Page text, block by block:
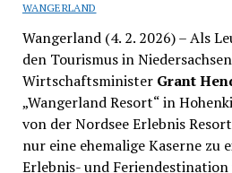
WANGERLAND
Wangerland (4. 2. 2026) – Als
den Tourismus in
Wirtschaftsminister Grant
„Wangerland Resort“ in
von der Nordsee Erlebnis
nur eine ehemalige Kaserne zu
Erlebnis- und